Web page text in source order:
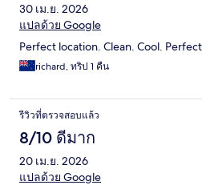
30 เม.ย. 2026
แปลด้วย Google
Perfect location. Clean. Cool.
richard, ทริป 1 คืน
รีวิวที่ตรวจสอบแล้ว
8/10 ดีมาก
20 เม.ย. 2026
แปลด้วย Google